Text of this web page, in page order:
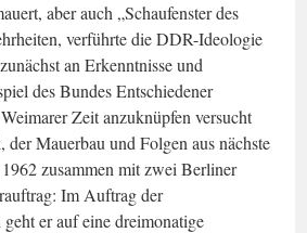
aber auch „Schaufenster des
verführte die DDR-Ideologie
an Erkenntnisse und
des Bundes Entschiedener
Zeit anzuknüpfen versucht
Mauerbau und Folgen aus nächste
zusammen mit zwei Berliner
Im Auftrag der
er auf eine dreimonatige